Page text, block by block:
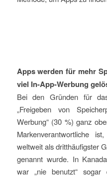
Apps werden für mehr
viel In-App-Werbung
Bei den Gründen für
„Freigeben von
Werbung“ (30 %) ganz
Markenverantwortliche
weltweit als dritthäufigster
genannt wurde. In
war „nie benutzt“